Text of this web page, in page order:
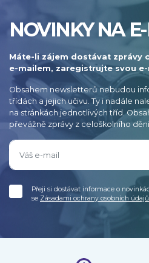
NOVINKY NA
Máte-li zájem dostávat zprávy
e-mailem, zaregistrujte svou
Obsahem newsletterů nebudou
třídách a jejich učivu. Ty i nadále
na stránkách jednotlivých tříd.
převážně zprávy z celoškolního
Přeji si dostávat informace o
se Zásadami ochrany osobních údajů